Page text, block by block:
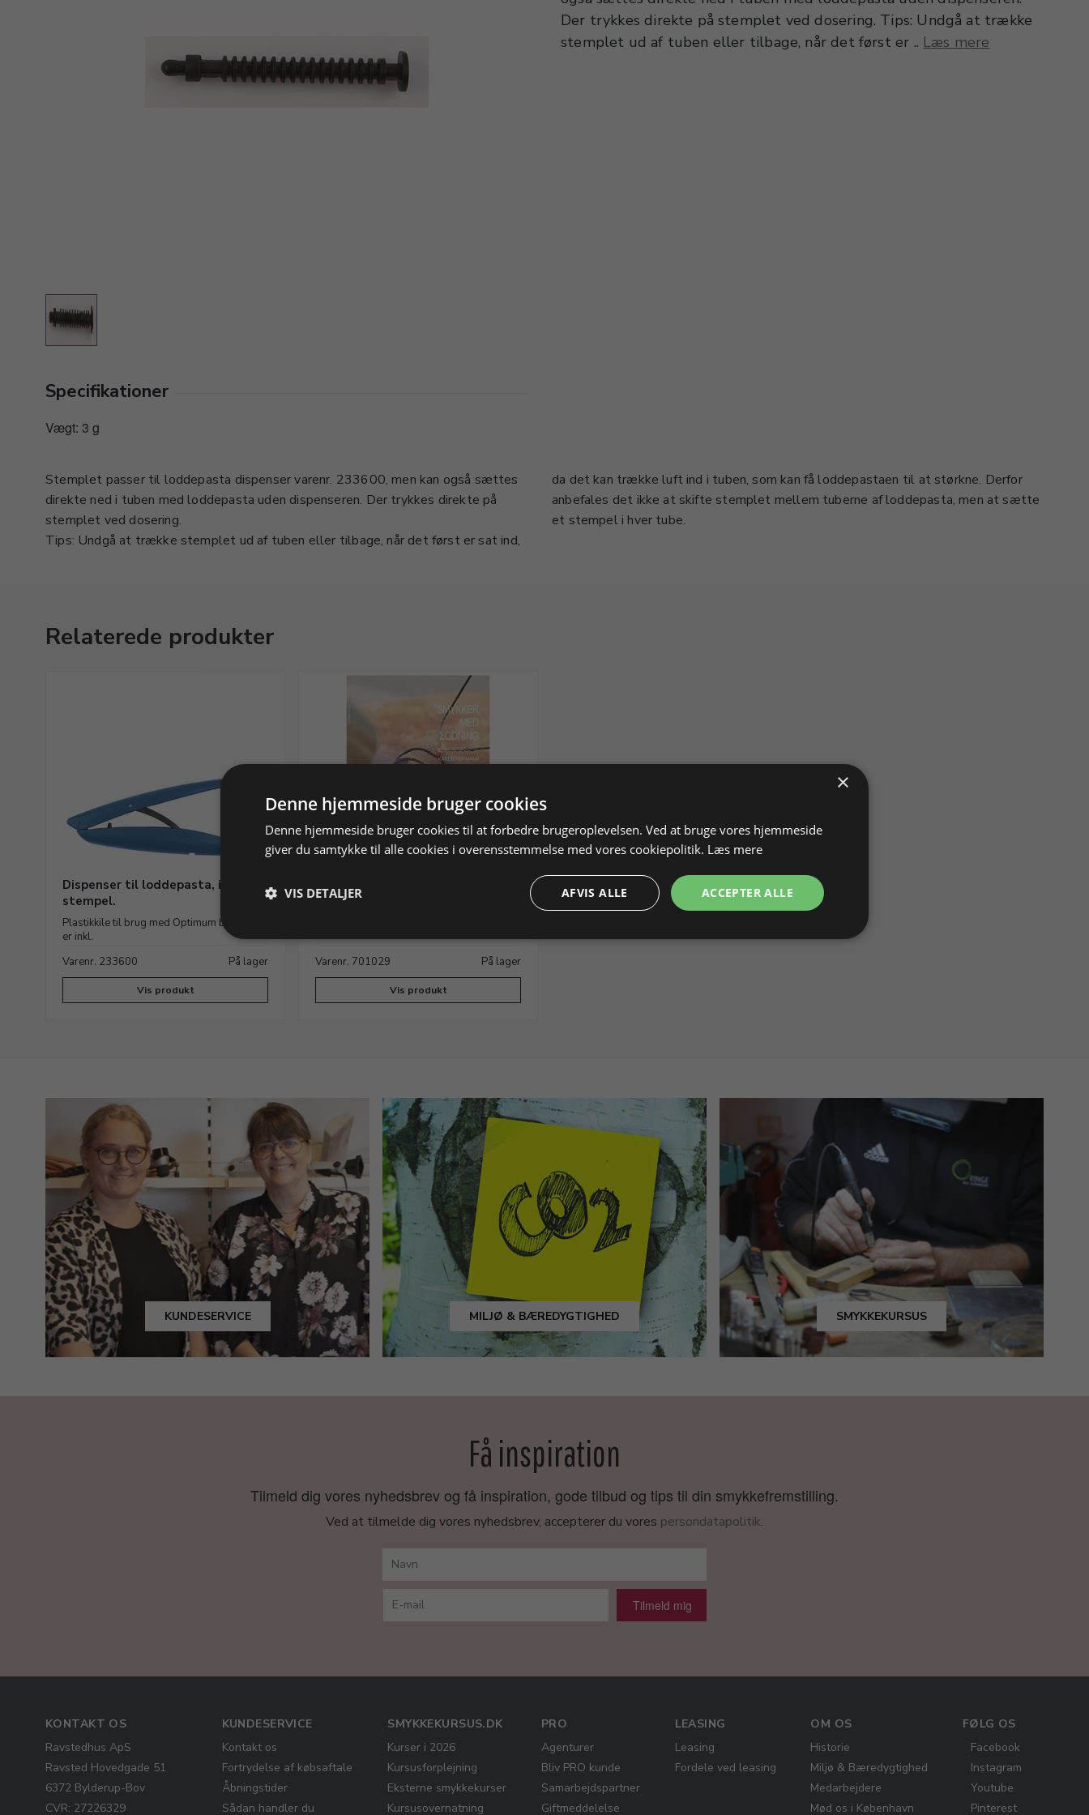
Der trykkes direkte på stemplet ved dosering. Tips: Undgå at trække
stemplet ud af tuben eller tilbage, når det først er .. Læs mere
Specifikationer
Vægt: 3 g
Stemplet passer til loddepasta dispenser varenr. 233600, men kan også sættes
direkte ned i tuben med loddepasta uden dispenseren. Der trykkes direkte på
stemplet ved dosering.
Tips: Undgå at trække stemplet ud af tuben eller tilbage, når det først er sat ind,
da det kan trække luft ind i tuben, som kan få loddepastaen til at størkne. Derfor
anbefales det ikke at skifte stemplet mellem tuberne af loddepasta, men at sætte
et stempel i hver tube.
Relaterede produkter
Dispenser til loddepasta, incl.
stempel.
Plastikkile til brug med Optimum beholder
er inkl.
Varenr. 233600
På lager
Vis produkt
Smykker med lodning
Varenr. 701029 På lager
Vis produkt
KUNDESERVICE MILJØ & BÆREDYGTIGHED SMYKKEKURSUS
Få inspiration
Tilmeld dig vores nyhedsbrev og få inspiration, gode tilbud og tips til din smykkefremstilling.
Ved at tilmelde dig vores nyhedsbrev, accepterer du vores persondatapolitik.
Tilmeld mig
KONTAKT OS
Ravstedhus ApS
Ravsted Hovedgade 51
6372 Bylderup-Bov
CVR: 27226329
KUNDESERVICE
Kontakt os
Fortrydelse af købsaftale
Åbningstider
Sådan handler du
SMYKKEKURSUS.DK
Kurser i 2026
Kursusforplejning
Eksterne smykkekurser
Kursusovernatning
PRO
Agenturer
Bliv PRO kunde
Samarbejdspartner
Giftmeddelelse
LEASING
Leasing
Fordele ved leasing
OM OS
Historie
Miljø & Bæredygtighed
Medarbejdere
Mød os i København
FØLG OS
Facebook
Instagram
Youtube
Pinterest
×
Denne hjemmeside bruger cookies
Denne hjemmeside bruger cookies til at forbedre brugeroplevelsen. Ved at bruge vores hjemmeside
giver du samtykke til alle cookies i overensstemmelse med vores cookiepolitik. Læs mere
ACCEPTER ALLE
AFVIS ALLE
VIS DETALJER